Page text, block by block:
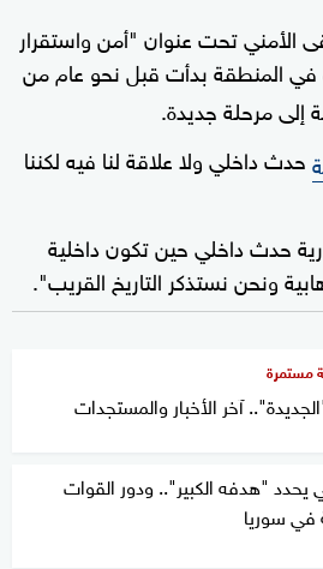
الأمني تحت عنوان "أمن واستقرار
في المنطقة بدأت قبل نحو عام من
مرحلة جديدة.
حدث داخلي ولا علاقة لنا فيه لكننا
حدث داخلي حين تكون داخلية
ونحن نستذكر التاريخ القريب".
مستمرة
آخر الأخبار والمستجدات
يحدد "هدفه الكبير".. ودور القوات
في سوريا